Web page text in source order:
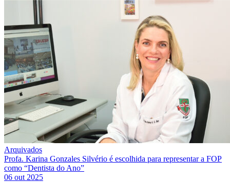
Arquivados
Profa. Karina Gonzales Silvério é escolhida para representar a FOP
como “Dentista do Ano”
06 out 2025